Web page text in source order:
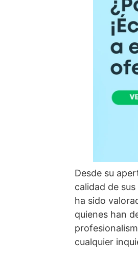
Desde su
calidad de
ha sido
quienes han
cualquier